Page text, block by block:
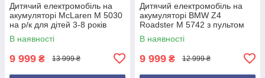
Дитячий електромобіль на
акумуляторі McLaren M 5030
на р/к для дітей 3-8 років
автопофарбування
жовтогарячий
В наявності
9 999 ₴ 13 999 ₴
Дитячий електромобіль на
акумуляторі BMW Z4
Roadster M 5742 з пультом
для дітей 3-8 років Червоний
В наявності
9 999 ₴ 12 999 ₴